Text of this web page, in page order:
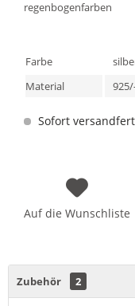
regenbogenfarben
Farbe
Material
Sofort
Auf die Wunschliste
Zubehör 2